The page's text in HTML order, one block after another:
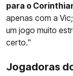
para o
apenas com a
um jogo muito
certo."
Jogadoras